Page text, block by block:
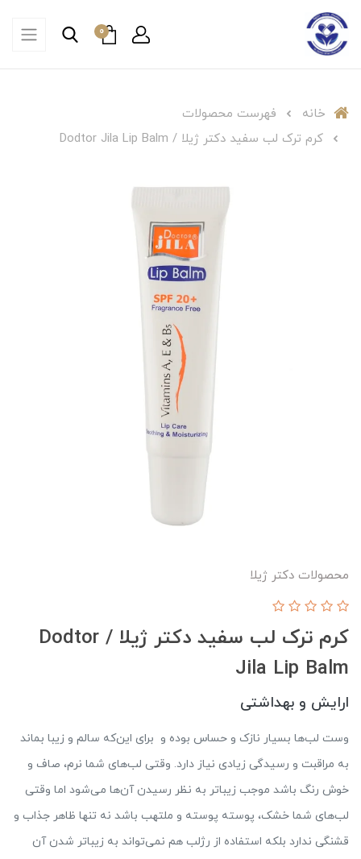
0
خانه
فهرست محصولات
کرم ترک لب سفید دکتر ژیلا / Dodtor Jila Lip Balm
محصولات دکتر ژیلا
کرم ترک لب سفید دکتر ژیلا / Dodtor
Jila Lip Balm
ارایش و بهداشتی
وست لب‌ها بسیار نازک و حساس بوده و برای این‌که سالم و زیبا بماند
به مراقبت و رسیدگی زیادی نیاز دارد. وقتی لب‌های شما نرم، صاف و
خوش رنگ باشد موجب زیباتر به نظر رسیدن آن‌ها می‌شود اما وقتی
لب‌های شما خشک، پوسته پوسته و ملتهب باشد نه تنها ظاهر جذاب و
قشنگی ندارد بلکه استفاده از رژلب هم نمی‌تواند به زیباتر شدن آن